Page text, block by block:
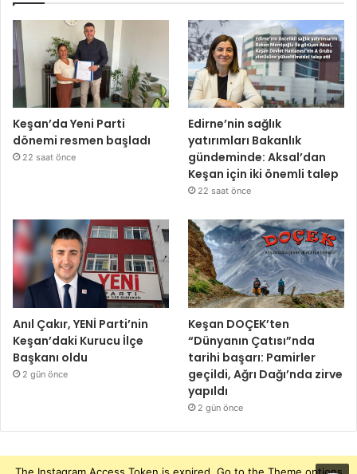
Keşan’da Yeni Parti
dönemi resmen başladı
22 saat önce
Edirne’nin sağlık
yatırımları Bakanlık
gündeminde: Aksal’dan
Keşan için iki önemli talep
22 saat önce
Anıl Çakır, YENİ Parti’nin
Keşan’daki Kurucu İlçe
Başkanı oldu
2 gün önce
Keşan DOÇEK’ten
“Dünyanın Çatısı”nda
tarihi başarı: Pamirler
geçildi, Ağrı Dağı’nda zirve
yapıldı
2 gün önce
The Instagram Access Token is expired, Go to the Theme options